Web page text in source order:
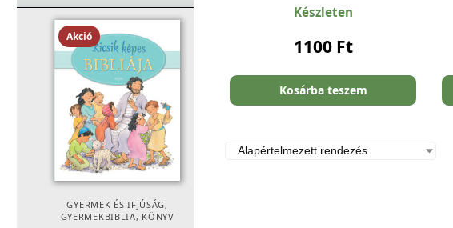
Készleten
1100 Ft
Kosárba teszem
Akció
GYERMEK ÉS IFJÚSÁG,
GYERMEKBIBLIA, KÖNYV